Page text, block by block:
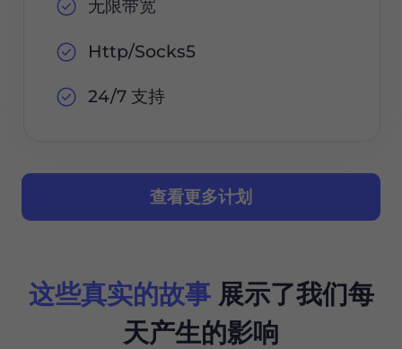
无限带宽
Http/Socks5
24/7 支持
查看更多计划
这些真实的故事展示了我们每
天产生的影响